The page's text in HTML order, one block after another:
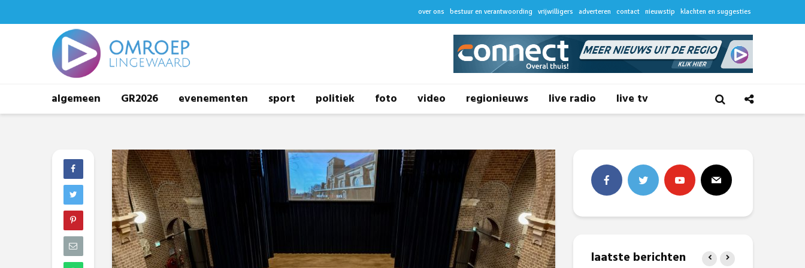
over ons bestuur en verantwoording vrijwilligers adverteren contact nieuwstip klachten en suggesties
algemeen GR2026 evenementen sport politiek foto video regionieuws live radio live tv
laatste berichten